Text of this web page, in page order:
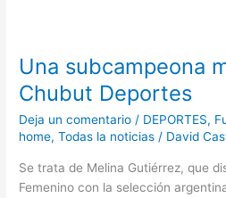
Una subcampeona
Chubut Deportes
Deja un comentario / DEPORTES,
home,Todas la noticias / David
Se trata de Melina Gutiérrez, que
Femenino con la selección
mundial
en
Chubut
Deportes